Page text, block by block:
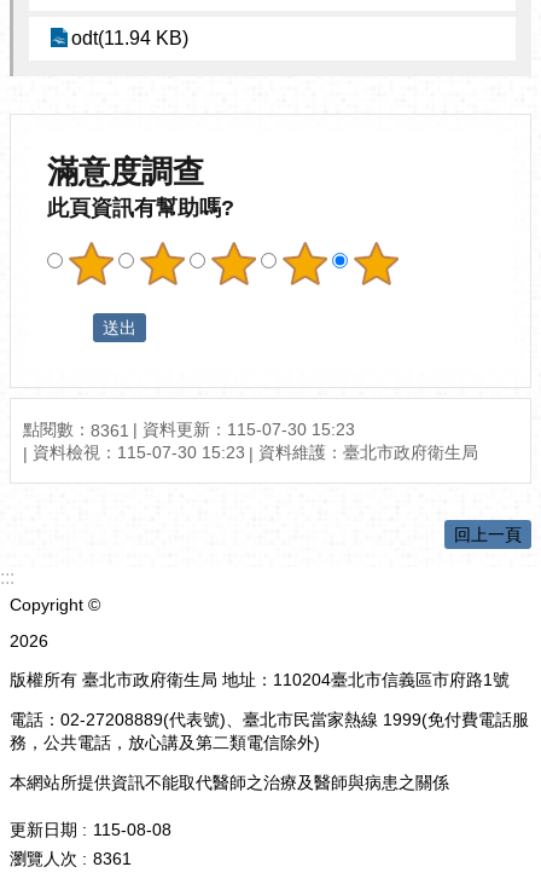
odt(11.94 KB)
滿意度調查
此頁資訊有幫助嗎?
點閱數： 8361
資料更新：115-07-30 15:23
資料檢視：115-07-30 15:23
資料維護：臺北市政府衛生局
回上一頁
:::
Copyright ©
2026
版權所有 臺北市政府衛生局 地址：110204臺北市信義區市府路1號
電話：02-27208889(代表號)、臺北市民當家熱線 1999(免付費電話服
務，公共電話，放心講及第二類電信除外)
本網站所提供資訊不能取代醫師之治療及醫師與病患之關係
更新日期
115-08-08
瀏覽人次
8361